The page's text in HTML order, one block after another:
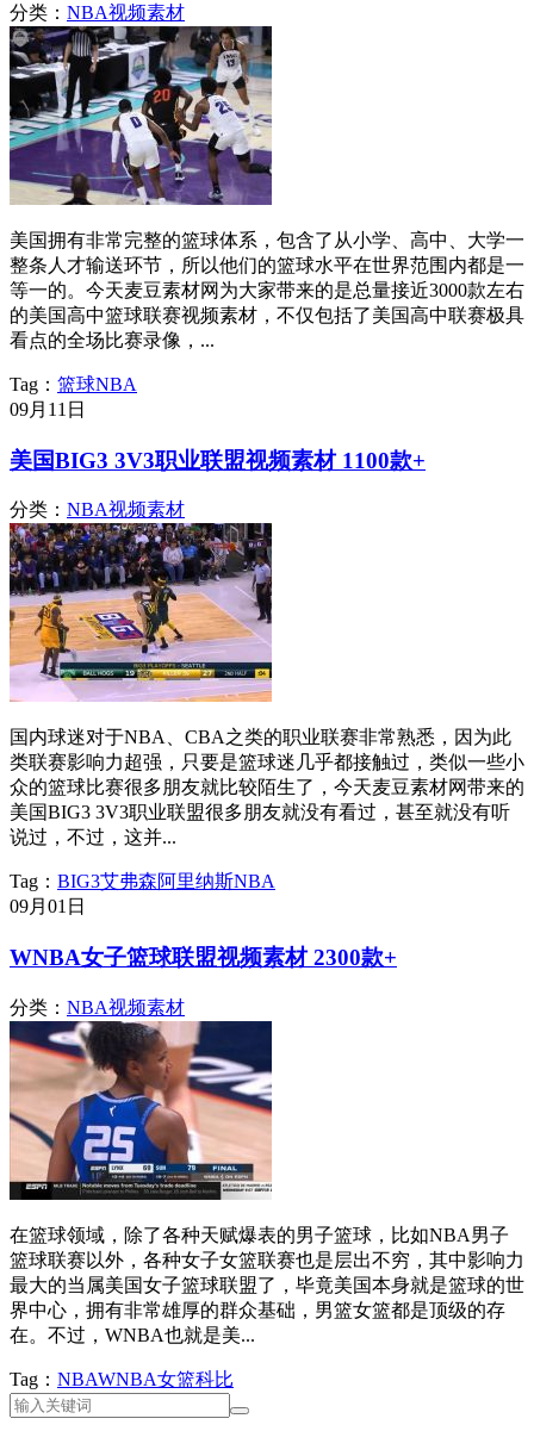
分类： NBA视频素材
美国拥有非常完整的篮球体系，包含了从小学、高中、大学一
整条人才输送环节，所以他们的篮球水平在世界范围内都是一
等一的。今天麦豆素材网为大家带来的是总量接近3000款左右
的美国高中篮球联赛视频素材，不仅包括了美国高中联赛极具
看点的全场比赛录像，...
Tag： 篮球NBA
09月 11日
美国BIG3 3V3职业联盟视频素材 1100款+
分类： NBA视频素材
国内球迷对于NBA、CBA之类的职业联赛非常熟悉，因为此
类联赛影响力超强，只要是篮球迷几乎都接触过，类似一些小
众的篮球比赛很多朋友就比较陌生了，今天麦豆素材网带来的
美国BIG3 3V3职业联盟很多朋友就没有看过，甚至就没有听
说过，不过，这并...
Tag： BIG3艾弗森阿里纳斯NBA
09月 01日
WNBA女子篮球联盟视频素材 2300款+
分类： NBA视频素材
在篮球领域，除了各种天赋爆表的男子篮球，比如NBA男子
篮球联赛以外，各种女子女篮联赛也是层出不穷，其中影响力
最大的当属美国女子篮球联盟了，毕竟美国本身就是篮球的世
界中心，拥有非常雄厚的群众基础，男篮女篮都是顶级的存
在。不过，WNBA也就是美...
Tag： NBAWNBA女篮科比